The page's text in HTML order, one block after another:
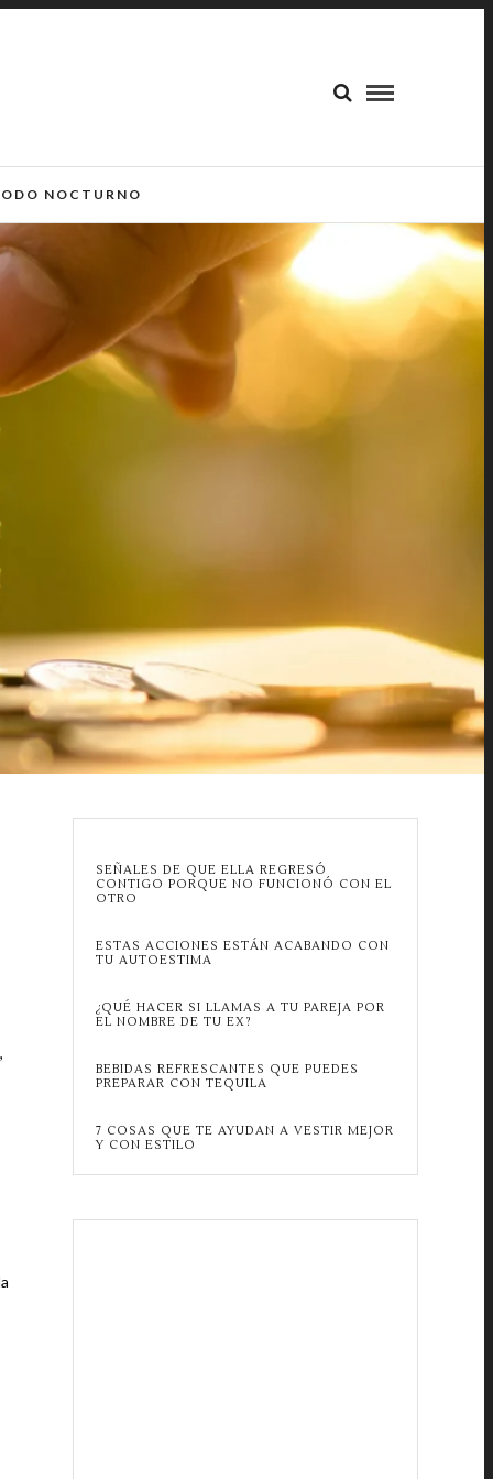
NOCTURNO
SEÑALES DE QUE ELLA REGRESÓ
CONTIGO PORQUE NO FUNCIONÓ CON EL
OTRO
ESTAS ACCIONES ESTÁN ACABANDO CON
TU AUTOESTIMA
¿QUÉ HACER SI LLAMAS A TU PAREJA POR
EL NOMBRE DE TU EX?
BEBIDAS REFRESCANTES QUE PUEDES
PREPARAR CON TEQUILA
7 COSAS QUE TE AYUDAN A VESTIR MEJOR
Y CON ESTILO